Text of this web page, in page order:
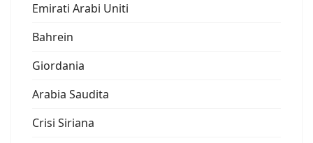
Emirati Arabi Uniti
Bahrein
Giordania
Arabia Saudita
Crisi Siriana